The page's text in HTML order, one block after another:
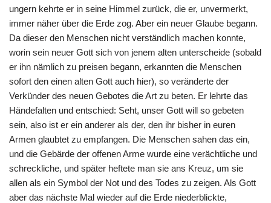
ungern kehrte er in seine Himmel zurück, die er, unvermerkt,
immer näher über die Erde zog. Aber ein neuer Glaube begann.
Da dieser den Menschen nicht verständlich machen konnte,
worin sein neuer Gott sich von jenem alten unterscheide (sobald
er ihn nämlich zu preisen begann, erkannten die Menschen
sofort den einen alten Gott auch hier), so veränderte der
Verkünder des neuen Gebotes die Art zu beten. Er lehrte das
Händefalten und entschied: Seht, unser Gott will so gebeten
sein, also ist er ein anderer als der, den ihr bisher in euren
Armen glaubtet zu empfangen. Die Menschen sahen das ein,
und die Gebärde der offenen Arme wurde eine verächtliche und
schreckliche, und später heftete man sie ans Kreuz, um sie
allen als ein Symbol der Not und des Todes zu zeigen. Als Gott
aber das nächste Mal wieder auf die Erde niederblickte,